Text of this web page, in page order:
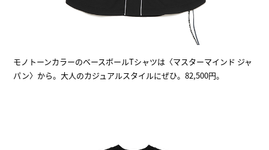
モノトーンカラーのベースボールTシャツは〈マスターマインド ジャ
パン〉から。大人のカジュアルスタイルにぜひ。82,500円。